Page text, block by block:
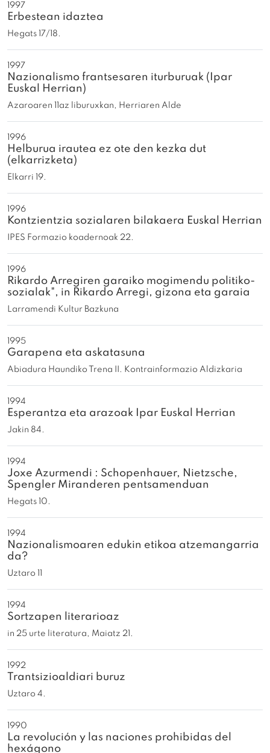
1997
Erbestean idaztea
Hegats 17/18.
1997
Nazionalismo frantsesaren iturburuak (Ipar
Euskal Herrian)
Azaroaren 11az liburuxkan, Herriaren Alde
1996
Helburua irautea ez ote den kezka dut
(elkarrizketa)
Elkarri 19.
1996
Kontzientzia sozialaren bilakaera Euskal Herrian
IPES Formazio koadernoak 22.
1996
Rikardo Arregiren garaiko mogimendu politiko-
sozialak", in Rikardo Arregi, gizona eta garaia
Larramendi Kultur Bazkuna
1995
Garapena eta askatasuna
Abiadura Haundiko Trena II. Kontrainformazio Aldizkaria
1994
Esperantza eta arazoak Ipar Euskal Herrian
Jakin 84.
1994
Joxe Azurmendi : Schopenhauer, Nietzsche,
Spengler Miranderen pentsamenduan
Hegats 10.
1994
Nazionalismoaren edukin etikoa atzemangarria
da?
Uztaro 11
1994
Sortzapen literarioaz
in 25 urte literatura, Maiatz 21.
1992
Trantsizioaldiari buruz
Uztaro 4.
1990
La revolución y las naciones prohibidas del
hexágono